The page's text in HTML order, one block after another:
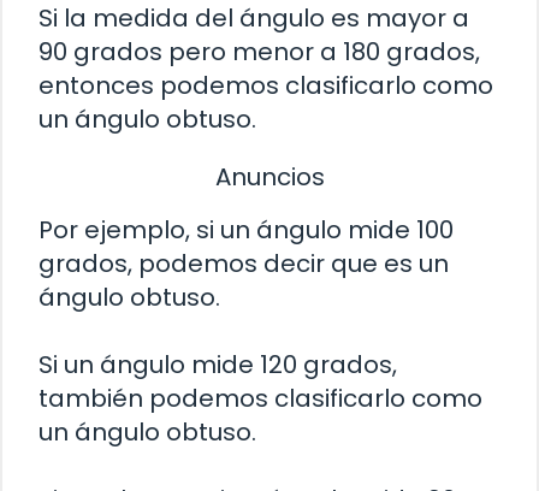
Si la medida del ángulo es mayor a
90 grados pero menor a 180 grados,
entonces podemos clasificarlo como
un ángulo obtuso.
Anuncios
Por ejemplo, si un ángulo mide 100
grados, podemos decir que es un
ángulo obtuso.
Si un ángulo mide 120 grados,
también podemos clasificarlo como
un ángulo obtuso.